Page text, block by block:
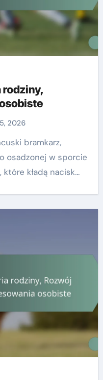
rodziny,
2026
osadzonej w sporcie
kładą nacisk…